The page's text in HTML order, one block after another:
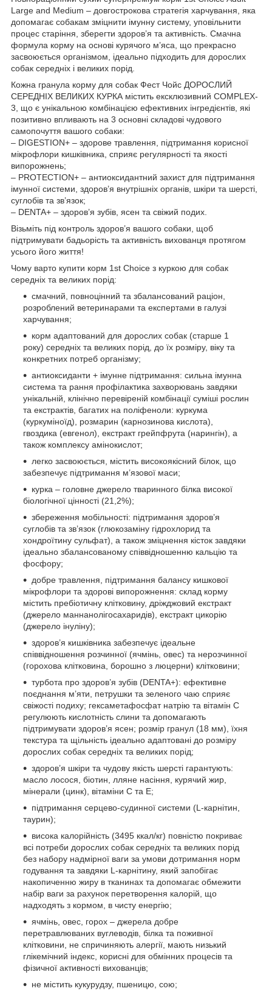
Large and Medium – довгострокова стратегія харчування, яка
допомагає собакам зміцнити імунну систему, уповільнити
процес старіння, зберегти здоров’я та активність. Смачна
формула корму на основі курячого м’яса, що прекрасно
засвоюється організмом, ідеально підходить для дорослих
собак середніх і великих порід.
Кожна гранула корму для собак Фест Чойс ДОРОСЛИЙ
СЕРЕДНІХ ВЕЛИКИХ КУРКА містить ексклюзивний COMPLEX-
3, що є унікальною комбінацією ефективних інгредієнтів, які
позитивно впливають на 3 основні складові чудового
самопочуття вашого собаки:
– DIGESTION+ – здорове травлення, підтримання корисної
мікрофлори кишківника, сприяє регулярності та якості
випорожнень;
– PROTECTION+ – антиоксидантний захист для підтримання
імунної системи, здоров’я внутрішніх органів, шкіри та шерсті,
суглобів та зв’язок;
– DENTA+ – здоров’я зубів, ясен та свіжий подих.
Візьміть під контроль здоров’я вашого собаки, щоб
підтримувати бадьорість та активність вихованця протягом
усього його життя!
Чому варто купити корм 1st Choice з куркою для собак
середніх та великих порід:
смачний, повноцінний та збалансований раціон,
розроблений ветеринарами та експертами в галузі
харчування;
корм адаптований для дорослих собак (старше 1
року) середніх та великих порід, до їх розміру, віку та
конкретних потреб організму;
антиоксиданти + імунне підтримання: сильна імунна
система та рання профілактика захворювань завдяки
унікальній, клінічно перевіреній комбінації суміші рослин
та екстрактів, багатих на поліфеноли: куркума
(куркуміноїд), розмарин (карнозинова кислота),
гвоздика (евгенол), екстракт грейпфрута (нарингін), а
також комплексу амінокислот;
легко засвоюється, містить високоякісний білок, що
забезпечує підтримання м’язової маси;
курка – головне джерело тваринного білка високої
біологічної цінності (21,2%);
збереження мобільності: підтримання здоров’я
суглобів та зв’язок (глюкозаміну гідрохлорид та
хондроїтину сульфат), а також зміцнення кісток завдяки
ідеально збалансованому співвідношенню кальцію та
фосфору;
добре травлення, підтримання балансу кишкової
мікрофлори та здорові випорожнення: склад корму
містить пребіотичну клітковину, дріжджовий екстракт
(джерело маннанолігосахаридів), екстракт цикорію
(джерело інуліну);
здоров’я кишківника забезпечує ідеальне
співвідношення розчинної (ячмінь, овес) та нерозчинної
(горохова клітковина, борошно з люцерни) клітковини;
турбота про здоров’я зубів (DENTA+): ефективне
поєднання м’яти, петрушки та зеленого чаю сприяє
свіжості подиху; гексаметафосфат натрію та вітамін С
регулюють кислотність слини та допомагають
підтримувати здоров’я ясен; розмір гранул (18 мм), їхня
текстура та щільність ідеально адаптовані до розміру
дорослих собак середніх та великих порід;
здоров’я шкіри та чудову якість шерсті гарантують:
масло лосося, біотин, лляне насіння, курячий жир,
мінерали (цинк), вітаміни С та Е;
підтримання серцево-судинної системи (L-карнітин,
таурин);
висока калорійність (3495 ккал/кг) повністю покриває
всі потреби дорослих собак середніх та великих порід
без набору надмірної ваги за умови дотримання норм
годування та завдяки L-карнітину, який запобігає
накопиченню жиру в тканинах та допомагає обмежити
набір ваги за рахунок перетворення калорій, що
надходять з кормом, в чисту енергію;
ячмінь, овес, горох – джерела добре
перетравлюваних вуглеводів, білка та поживної
клітковини, не спричиняють алергії, мають низький
глікемічний індекс, корисні для обмінних процесів та
фізичної активності вихованців;
не містить кукурудзу, пшеницю, сою;